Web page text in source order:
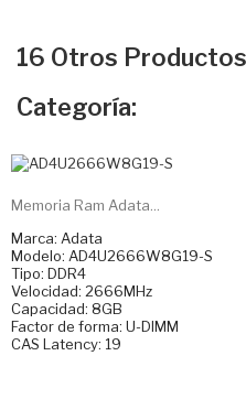
16 Otros
Categoría:
Memoria Ram Adata...
Marca: Adata
Modelo: AD4U2666W8G19-S
Tipo: DDR4
Velocidad: 2666MHz
Capacidad: 8GB
Factor de forma: U-DIMM
CAS Latency: 19